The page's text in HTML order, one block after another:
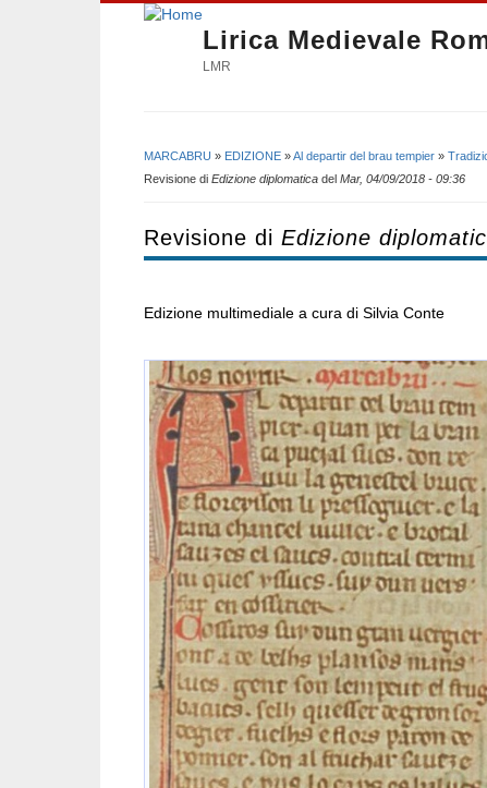
Lirica Medievale
LMR
Tu sei qui
MARCABRU » EDIZIONE »Al departir del brau tempier »
Revisione di Edizione diplomatica del Mar, 04/09/2018 - 09:36
Revisione di Edizione
Edizione multimediale a cura di Silvia Conte